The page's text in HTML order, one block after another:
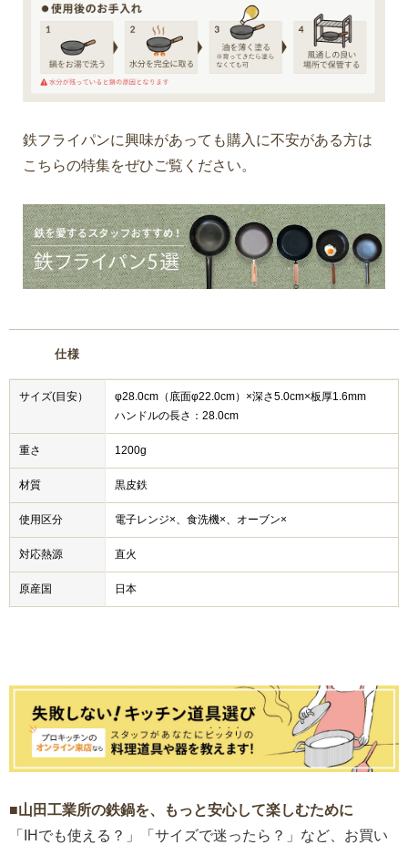
鉄フライパンに興味があっても購入に不安がある方は
こちらの特集をぜひご覧ください。
仕様
サイズ(目安）
φ28.0cm（底面φ22.0cm）×深さ5.0cm×板厚1.6mm
ハンドルの長さ：28.0cm
重さ 1200g
材質 黒皮鉄
使用区分 電子レンジ×、食洗機×、オーブン×
対応熱源 直火
原産国 日本
■山田工業所の鉄鍋を、もっと安心して楽しむために
「IHでも使える？」「サイズで迷ったら？」など、お買い